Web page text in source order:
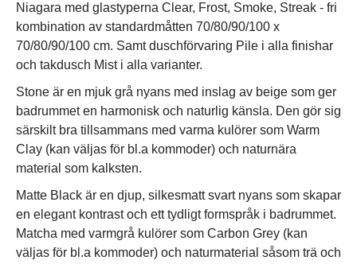
Niagara med glastyperna Clear, Frost, Smoke, Streak - fri
kombination av standardmåtten 70/80/90/100 x
70/80/90/100 cm. Samt duschförvaring Pile i alla finishar
och takdusch Mist i alla varianter.
Stone är en mjuk grå nyans med inslag av beige som ger
badrummet en harmonisk och naturlig känsla. Den gör sig
särskilt bra tillsammans med varma kulörer som Warm
Clay (kan väljas för bl.a kommoder) och naturnära
material som kalksten.
Matte Black är en djup, silkesmatt svart nyans som skapar
en elegant kontrast och ett tydligt formspråk i badrummet.
Matcha med varmgrå kulörer som Carbon Grey (kan
väljas för bl.a kommoder) och naturmaterial såsom trä och